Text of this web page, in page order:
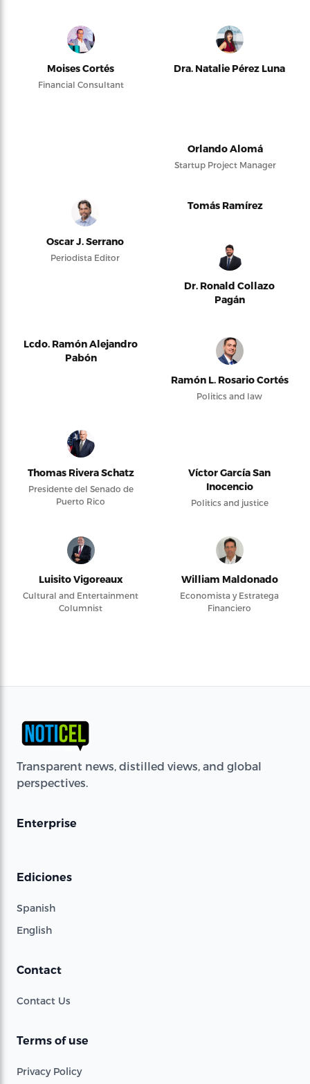
Moises Cortés
Financial Consultant
Dra. Natalie Pérez Luna
Orlando Alomá
Startup Project Manager
Oscar J. Serrano
Periodista Editor
Tomás Ramírez
Dr. Ronald Collazo
Pagán
Lcdo. Ramón Alejandro
Pabón
Ramón L. Rosario Cortés
Politics and law
Thomas Rivera Schatz
Presidente del Senado de
Puerto Rico
Víctor García San
Inocencio
Politics and justice
Luisito Vigoreaux
Cultural and Entertainment
Columnist
William Maldonado
Economista y Estratega
Financiero
Transparent news, distilled views, and global
perspectives.
Enterprise
Ediciones
Spanish
English
Contact
Contact Us
Terms of use
Privacy Policy